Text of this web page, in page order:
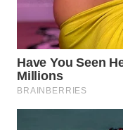
WN
WN
BINTAN